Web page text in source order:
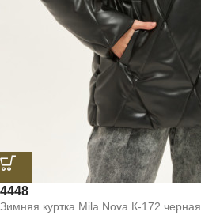
4448
Зимняя куртка Mila Nova К-172 черная